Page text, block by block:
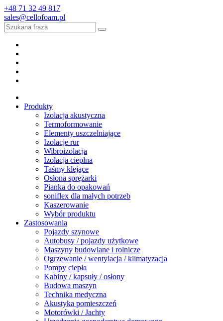
+48 71 32 49 817
sales@cellofoam.pl
Produkty
Izolacja akustyczna
Termoformowanie
Elementy uszczelniające
Izolacje rur
Wibroizolacja
Izolacja cieplna
Taśmy klejące
Osłona sprężarki
Pianka do opakowań
soniflex dla małych potrzeb
Kaszerowanie
Wybór produktu
Zastosowania
Pojazdy szynowe
Autobusy / pojazdy użytkowe
Maszyny budowlane i rolnicze
Ogrzewanie / wentylacja / klimatyzacja
Pompy ciepła
Kabiny / kapsuły / osłony
Budowa maszyn
Technika medyczna
Akustyka pomieszczeń
Motorówki / Jachty